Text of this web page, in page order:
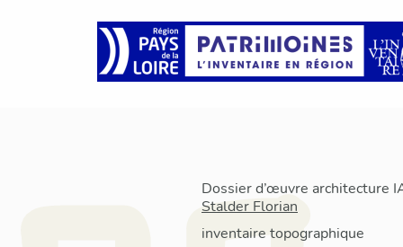
Dossier d’œuvre architecture
Stalder Florian
inventaire topographique